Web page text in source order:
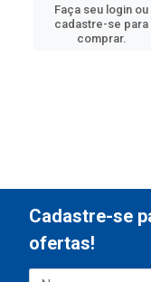
Faça seu login ou
cadastre-se para
comprar.
Cadastre-se
ofertas!